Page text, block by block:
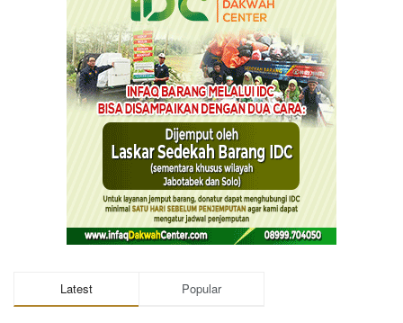
Latest Popular